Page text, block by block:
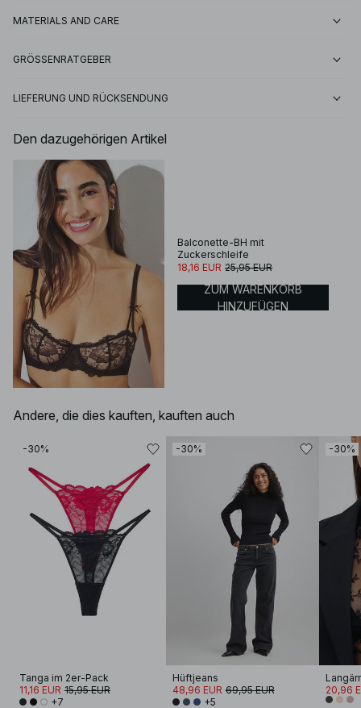
MATERIALS AND CARE
GRÖSSENRATGEBER
LIEFERUNG UND RÜCKSENDUNG
Den dazugehörigen Artikel
Balconette-BH mit
Zuckerschleife
18,16 EUR 25,95 EUR
ZUM WARENKORB
HINZUFÜGEN
Andere, die dies kauften, kauften auch
-30%
Tanga im 2er-Pack
11,16 EUR 15,95 EUR
+7
-30%
Hüftjeans
48,96 EUR 69,95 EUR
+5
-30%
20,96